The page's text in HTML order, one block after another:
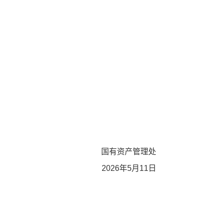
国有资产管理处
2026年5月11日